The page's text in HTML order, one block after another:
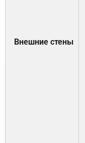
Внешние стены